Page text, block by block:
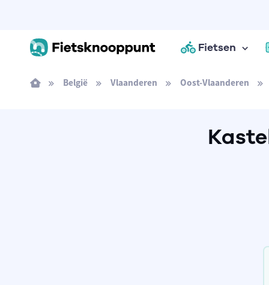
Fietsen
België Vlaanderen Oost-Vlaanderen